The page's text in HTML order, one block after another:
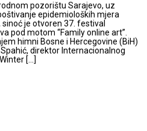
pozorištu Sarajevo, uz
epidemioloških mjera
je otvoren 37. festival
pod motom “Family online art”.
himni Bosne i Hercegovine (BiH)
direktor Internacionalnog
[…]